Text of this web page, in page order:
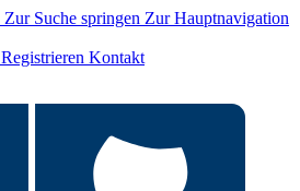
Zur Suche springen Zur Hauptnavigation
Registrieren Kontakt